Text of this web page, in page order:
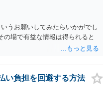
うお願いしてみたらいかがでし
の場で有益な情報は得られると
い負担を回避する方法